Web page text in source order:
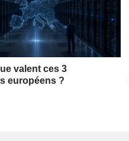
valent ces 3
européens ?